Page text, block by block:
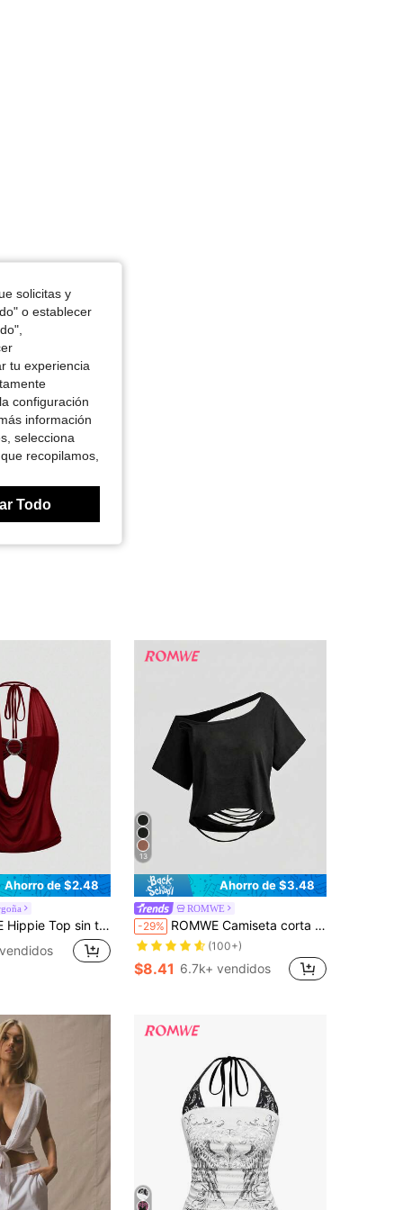
Color: Negro, Talla: S
Color: Negro, Talla: XXS
Ahorro de $2.48
con cuello profundo y espalda descubierta, estilo retro Y2K (incluye forro de camiseta)
13
Ahorro de $3.48
ROMWE
-29% ROMWE Camiseta corta holgada con hombro asimétrico, espalda abierta y rasgada
¡Casi agotado!
(100+)
¡Casi agotado!
¡Casi agotado!
¡Casi agotado!
$8.41 6.7k+ vendidos
solicitas y
o establecer
tu experiencia
configuración
información
selecciona
recopilamos,
Todo